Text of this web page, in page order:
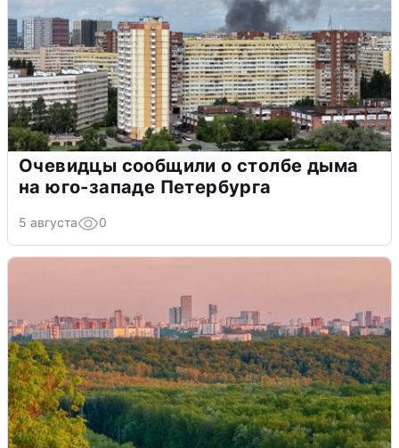
Очевидцы сообщили о столбе дыма
на юго-западе Петербурга
5 августа 0